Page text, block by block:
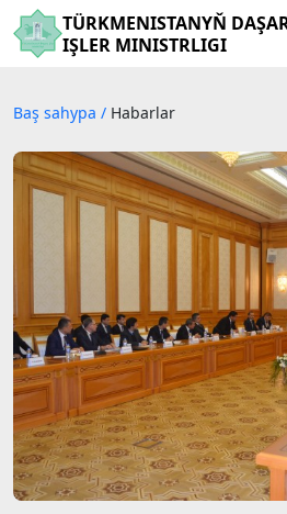
TÜRKMENISTANYŇ
IŞLER MINISTRLIGI
Baş sahypa / Habarlar